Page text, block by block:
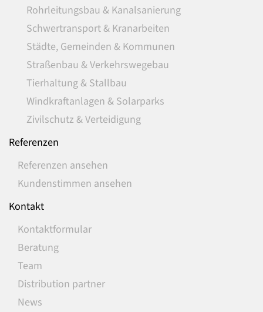
Rohrleitungsbau & Kanalsanierung
Schwertransport & Kranarbeiten
Städte, Gemeinden & Kommunen
Straßenbau & Verkehrswegebau
Tierhaltung & Stallbau
Windkraftanlagen & Solarparks
Zivilschutz & Verteidigung
Referenzen
Referenzen ansehen
Kundenstimmen ansehen
Kontakt
Kontaktformular
Beratung
Team
Distribution partner
News